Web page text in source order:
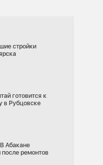
стройки
готовится к
в Рубцовске
Абакане
после ремонтов